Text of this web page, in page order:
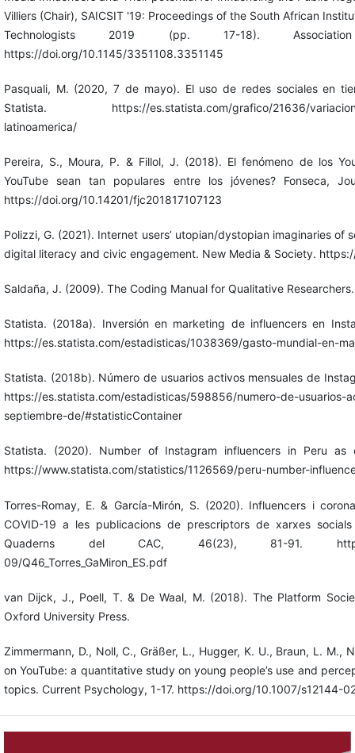
Villiers (Chair), SAICSIT '19: Proceedings of the South African
Technologists 2019 (pp. 17-18).
https://doi.org/10.1145/3351108.3351145
Pasquali, M. (2020, 7 de mayo). El uso de redes sociales en
Statista. https://es.statista.com/grafico/21636/variacion-
latinoamerica/
Pereira, S., Moura, P. & Fillol, J. (2018). El fenómeno de los
YouTube sean tan populares entre los jóvenes? Fonseca,
https://doi.org/10.14201/fjc201817107123
Polizzi, G. (2021). Internet users’ utopian/dystopian imaginaries
digital literacy and civic engagement. New Media & Society.
Saldaña, J. (2009). The Coding Manual for Qualitative
Statista. (2018a). Inversión en marketing de influencers en
https://es.statista.com/estadisticas/1038369/gasto-mundial-en-
Statista. (2018b). Número de usuarios activos mensuales de
https://es.statista.com/estadisticas/598856/numero-de-usuarios-
septiembre-de/#statisticContainer
Statista. (2020). Number of Instagram influencers in Peru
https://www.statista.com/statistics/1126569/peru-number-
Torres-Romay, E. & García-Mirón, S. (2020). Influencers i
COVID-19 a les publicacions de prescriptors de xarxes
Quaderns del CAC, 46(23), 81-91. https://
09/Q46_Torres_GaMiron_ES.pdf
van Dijck, J., Poell, T. & De Waal, M. (2018). The Platform
Oxford University Press.
Zimmermann, D., Noll, C., Gräßer, L., Hugger, K. U., Braun, L. M.,
on YouTube: a quantitative study on young people’s use and
topics. Current Psychology, 1-17. https://doi.org/10.1007/s12144-